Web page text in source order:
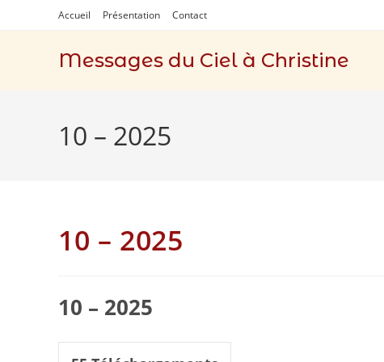
to
Accueil Présentation Contact
Messages du Ciel à Christine
10 – 2025
10 – 2025
10 – 2025